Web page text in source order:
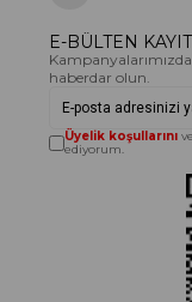
E-BÜLTEN KAYIT
haberdar olun.
Üyelik koşullarını ve
ediyorum.